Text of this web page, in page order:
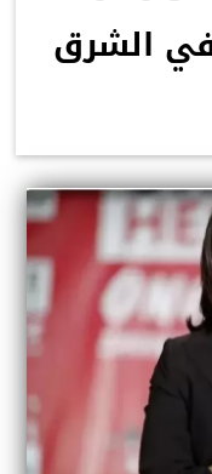
في الشرق